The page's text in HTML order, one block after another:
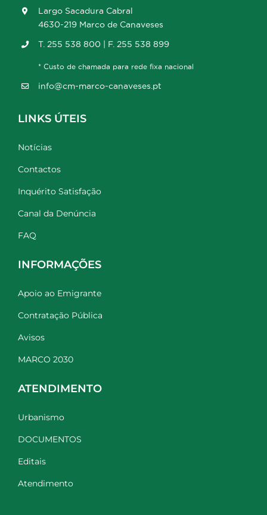
Largo Sacadura Cabral
4630-219 Marco de Canaveses
T. 255 538 800 | F. 255 538 899
* Custo de chamada para rede fixa nacional
info@cm-marco-canaveses.pt
LINKS ÚTEIS
Notícias
Contactos
Inquérito Satisfação
Canal da Denúncia
FAQ
INFORMAÇÕES
Apoio ao Emigrante
Contratação Pública
Avisos
MARCO 2030
ATENDIMENTO
Urbanismo
DOCUMENTOS
Editais
Atendimento